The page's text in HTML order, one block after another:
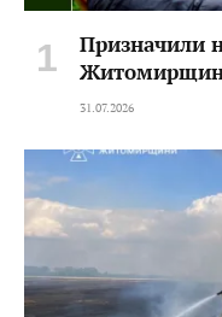
Призначили
31.07.2026